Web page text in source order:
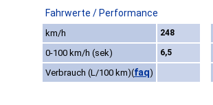
Fahrwerte / Performance
km/h 248
0-100 km/h (sek) 6,5
Verbrauch (L/100 km)(faq)